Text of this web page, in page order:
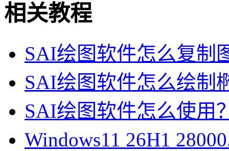
相关教程
SAI绘图软件怎么复制
SAI绘图软件怎么绘制
SAI绘图软件怎么使用
Windows11 26H1